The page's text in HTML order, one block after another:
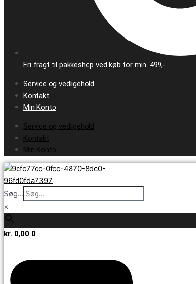
Fri fragt til pakkeshop ved køb for min. 499,-
Service og vedligehold
Kontakt
Min Konto
Service og vedligehold
Kontakt
Min Konto
Søg...
×
kr. 0,00 0